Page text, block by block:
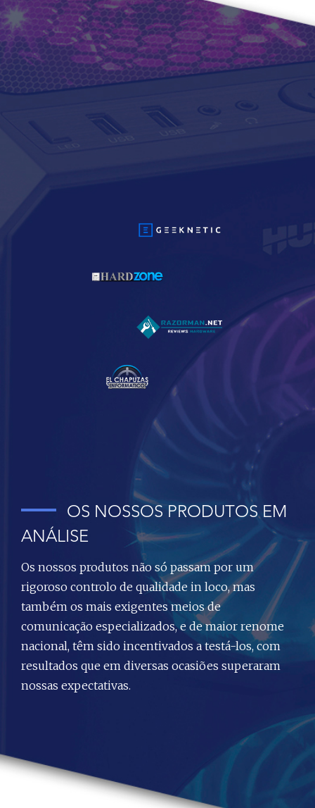
OS NOSSOS PRODUTOS EM
ANÁLISE
Os nossos produtos não só passam por um
rigoroso controlo de qualidade in loco, mas
também os mais exigentes meios de
comunicação especializados, e de maior renome
nacional, têm sido incentivados a testá-los, com
resultados que em diversas ocasiões superaram
nossas expectativas.